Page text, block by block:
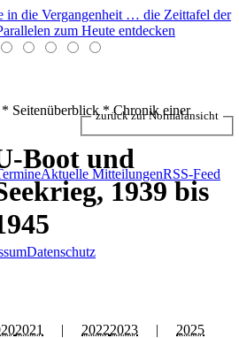
in die Vergangenheit … die Zeittafel der
zum Heute entdecken
Seitenüberblick * Chronik einer
Aktuelle MitteilungenRSS-Feed
Datenschutz
2021 | 20222023 | 2025
Boot und
1939 bis
zurück zur Normalansicht